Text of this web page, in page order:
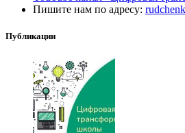
Пишите нам по адресу:
Публикации